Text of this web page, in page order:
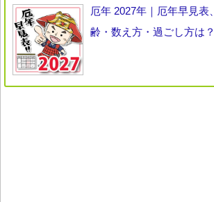
厄年 2027年｜厄年早見表
齢・数え方・過ごし方は？